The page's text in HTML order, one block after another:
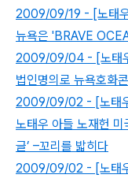
2009/09/19 - [노태우
뉴욕은 'BRAVE
2009/09/04 - [노태
법인명의로 뉴욕호화
2009/09/02 - [노태우
노태우 아들 노재헌 미
글’ –꼬리를 밟히다
2009/09/02 - [노태우